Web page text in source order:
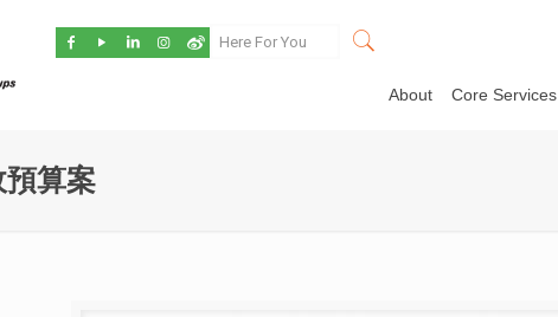
About Core Services
算案